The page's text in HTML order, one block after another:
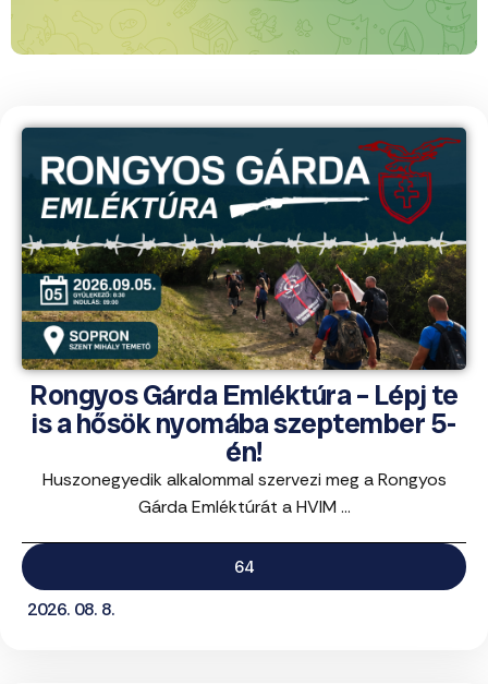
Rongyos Gárda Emléktúra – Lépj te
is a hősök nyomába szeptember 5-
én!
Huszonegyedik alkalommal szervezi meg a Rongyos
Gárda Emléktúrát a HVIM ...
64
2026. 08. 8.